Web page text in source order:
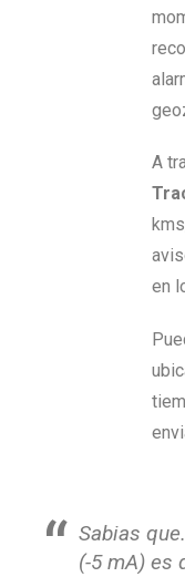
A
en
Sabias
(-5 mA) es